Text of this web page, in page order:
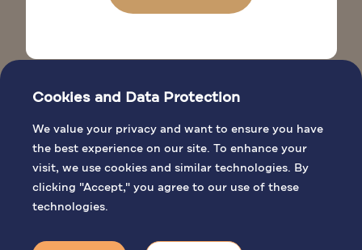
Cookies and Data Protection
We value your privacy and want to ensure you have
the best experience on our site. To enhance your
visit, we use cookies and similar technologies. By
clicking "Accept," you agree to our use of these
technologies.
ΒΙΒΛΙΚΈΣ ΤΟΠΟΘΕΣΊΕΣ
ΠΡΟΣΚΥΝΗΜΑΤΙΚΈΣ ΔΡΑΣΤΗΡΙΌΤΗΤΕΣ